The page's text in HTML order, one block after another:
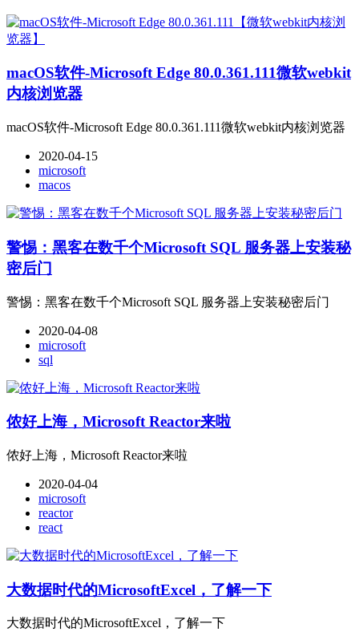
macOS软件-Microsoft Edge 80.0.361.111微软webkit
内核浏览器
macOS软件-Microsoft Edge 80.0.361.111微软webkit内核浏览器
2020-04-15
microsoft
macos
警惕：黑客在数千个Microsoft SQL 服务器上安装秘
密后门
警惕：黑客在数千个Microsoft SQL 服务器上安装秘密后门
2020-04-08
microsoft
sql
侬好上海，Microsoft Reactor来啦
侬好上海，Microsoft Reactor来啦
2020-04-04
microsoft
reactor
react
大数据时代的MicrosoftExcel，了解一下
大数据时代的MicrosoftExcel，了解一下